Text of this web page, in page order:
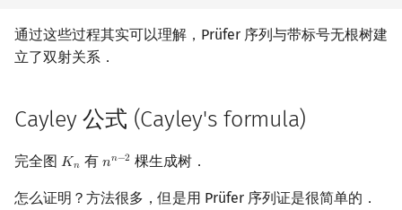
通过这些过程其实可以理解，Prüfer 序列与带标号无根树建
立了双射关系．
Cayley 公式 (Cayley's formula)
完全图 𝐾𝑛
Kn 有 𝑛𝑛−2
nn−2 棵生成树．
怎么证明？方法很多，但是用 Prüfer 序列证是很简单的．